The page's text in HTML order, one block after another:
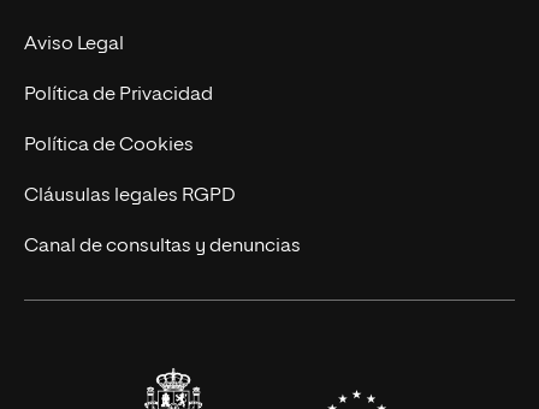
MBA
Marketing y Comunicación
Ingeniería
Diseño
Ciencias de la Salud
Contacto
Aviso Legal
Política de Privacidad
Política de Cookies
Cláusulas legales RGPD
Canal de consultas y denuncias